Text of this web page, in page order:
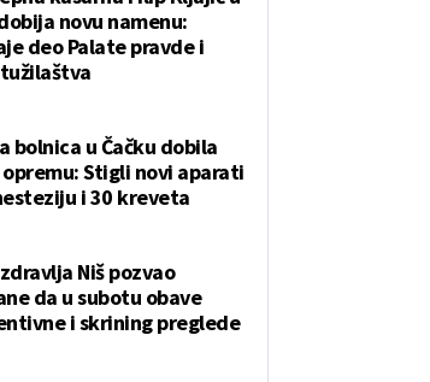
novu namenu:
deo Palate pravde i
bolnica u Čačku dobila
opremu: Stigli novi aparati
i 30 kreveta
Niš pozvao
da u subotu obave
i skrining preglede